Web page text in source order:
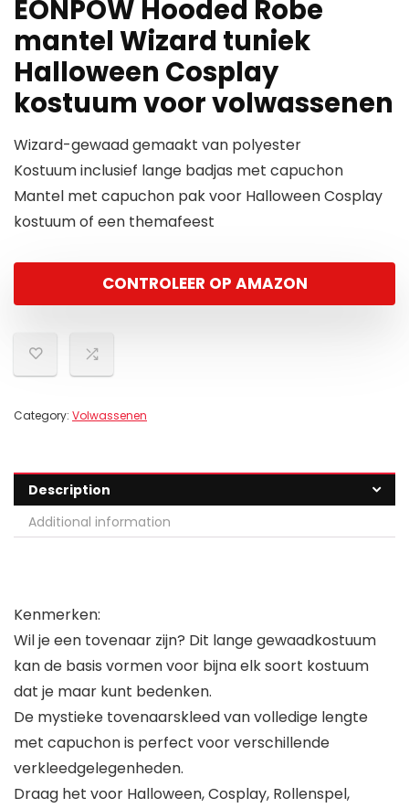
EONPOW Hooded Robe
mantel Wizard tuniek
Halloween Cosplay
kostuum voor volwassenen
Wizard-gewaad gemaakt van polyester
Kostuum inclusief lange badjas met capuchon
Mantel met capuchon pak voor Halloween Cosplay
kostuum of een themafeest
CONTROLEER OP AMAZON
Category: Volwassenen
Description
Additional information
Kenmerken:
Wil je een tovenaar zijn? Dit lange gewaadkostuum
kan de basis vormen voor bijna elk soort kostuum
dat je maar kunt bedenken.
De mystieke tovenaarskleed van volledige lengte
met capuchon is perfect voor verschillende
verkleedgelegenheden.
Draag het voor Halloween, Cosplay, Rollenspel,